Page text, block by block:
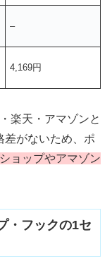
–
4,169円
楽天・アマゾンと
差がないため、ポ
ョップやアマゾン
・フックの1セ